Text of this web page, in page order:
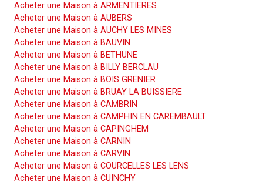
Acheter une Maison à ARMENTIERES
Acheter une Maison à AUBERS
Acheter une Maison à AUCHY LES MINES
Acheter une Maison à BAUVIN
Acheter une Maison à BETHUNE
Acheter une Maison à BILLY BERCLAU
Acheter une Maison à BOIS GRENIER
Acheter une Maison à BRUAY LA BUISSIERE
Acheter une Maison à CAMBRIN
Acheter une Maison à CAMPHIN EN CAREMBAULT
Acheter une Maison à CAPINGHEM
Acheter une Maison à CARNIN
Acheter une Maison à CARVIN
Acheter une Maison à COURCELLES LES LENS
Acheter une Maison à CUINCHY